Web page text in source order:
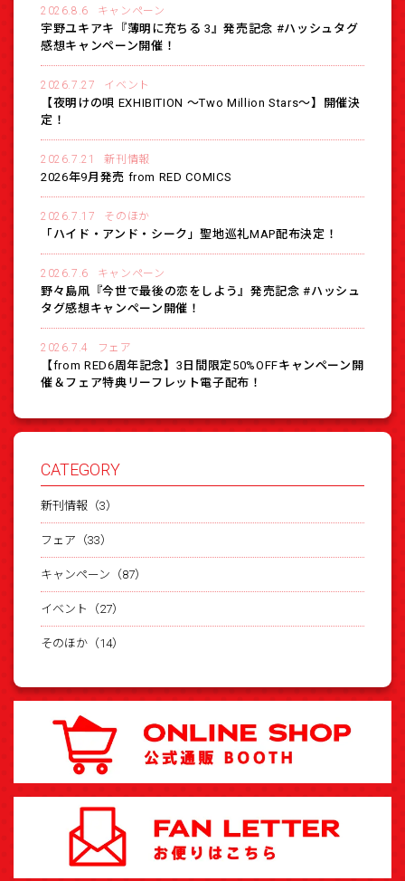
2026.8.6 キャンペーン
宇野ユキアキ『薄明に充ちる 3』発売記念 #ハッシュタグ
感想キャンペーン開催！
2026.7.27 イベント
【夜明けの唄 EXHIBITION 〜Two Million Stars〜】開催決
定！
2026.7.21 新刊情報
2026年9月発売 from RED COMICS
2026.7.17 そのほか
「ハイド・アンド・シーク」聖地巡礼MAP配布決定！
2026.7.6 キャンペーン
野々島凧『今世で最後の恋をしよう』発売記念 #ハッシュ
タグ感想キャンペーン開催！
2026.7.4 フェア
【from RED6周年記念】3日間限定50%OFFキャンペーン開
催＆フェア特典リーフレット電子配布！
CATEGORY
新刊情報（3）
フェア（33）
キャンペーン（87）
イベント（27）
そのほか（14）